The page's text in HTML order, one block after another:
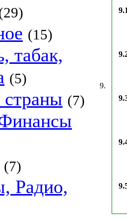
(15)
табак,
(5)
страны (7)
(7)
Радио,
9.